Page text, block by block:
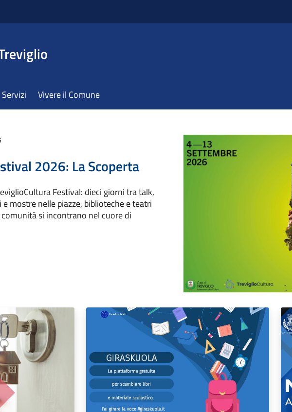
Servizi Vivere il Comune
2026: La Scoperta
Festival: dieci giorni tra talk,
mostre nelle piazze, biblioteche e teatri
si incontrano nel cuore di